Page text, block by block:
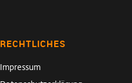
RECHTLICHES
Impressum